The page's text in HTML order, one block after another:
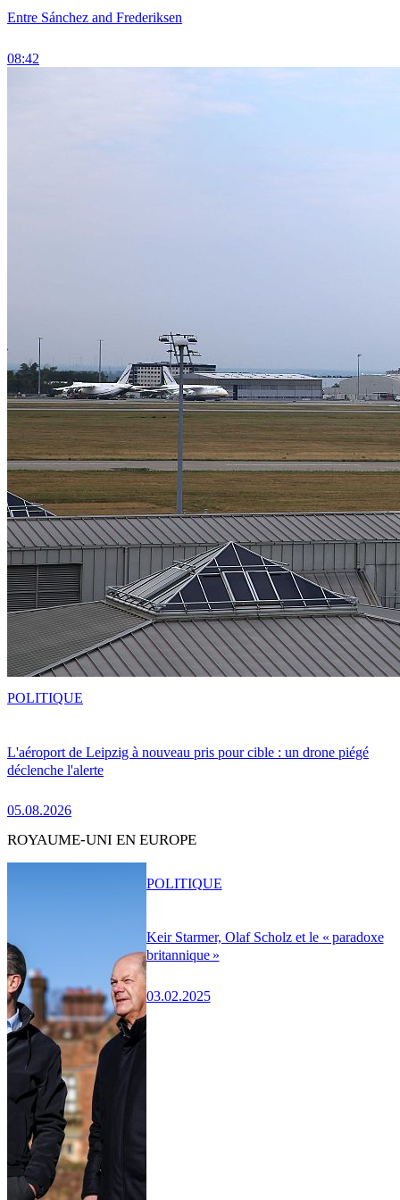
Entre Sánchez and Frederiksen
08:42
L'aéroport de Leipzig à nouveau pris pour cible : un drone piégé
déclenche l'alerte
05.08.2026
POLITIQUE
ROYAUME-UNI EN EUROPE
Keir Starmer, Olaf Scholz et le « paradoxe
britannique »
03.02.2025
POLITIQUE